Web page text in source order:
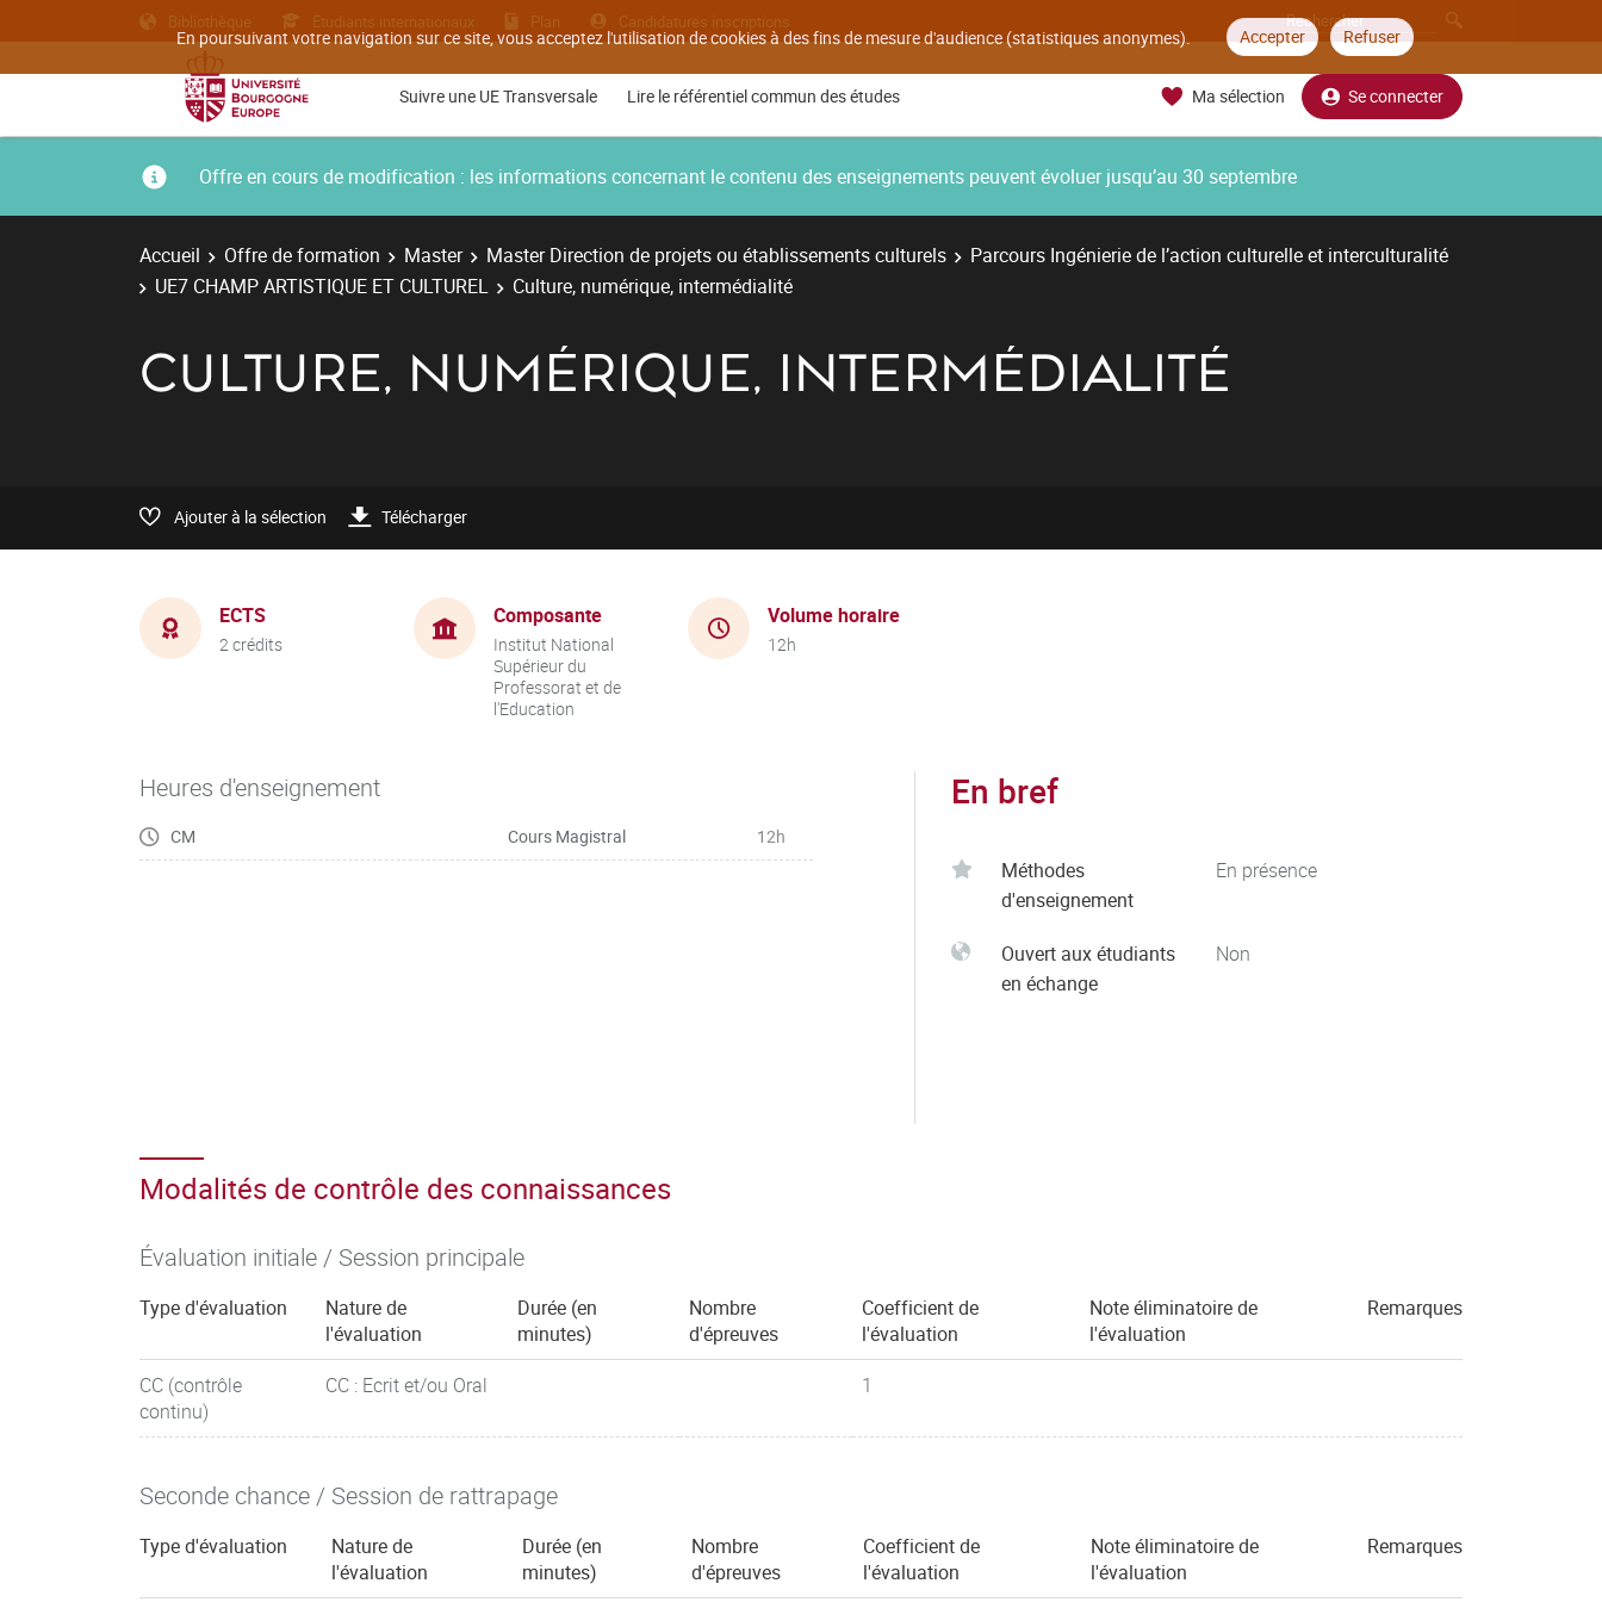
En poursuivant votre navigation sur ce site, vous acceptez l'utilisation de cookies à des fins de mesure d'audience (statistiques anonymes). Accepter Refuser
Bibliothèque Etudiants internationaux Plan Candidatures inscriptions
Suivre une UE Transversale Lire le référentiel commun des études Ma sélection Se connecter
Offre en cours de modification : les informations concernant le contenu des enseignements peuvent évoluer jusqu’au 30 septembre
Accueil Offre de formation Master Master Direction de projets ou établissements culturels
Parcours Ingénierie de l’action culturelle et interculturalité
UE7 CHAMP ARTISTIQUE ET CULTUREL
Culture, numérique, intermédialité
CULTURE, NUMÉRIQUE, INTERMÉDIALITÉ
Ajouter à la sélection Télécharger
ECTS
2 crédits
Composante
Institut National
Supérieur du
Professorat et de
l'Education
Volume horaire
12h
Heures d'enseignement
CM Cours Magistral 12h
En bref
Méthodes
d'enseignement
En présence
Ouvert aux étudiants
en échange
Non
Modalités de contrôle des connaissances
Évaluation initiale / Session principale
Type d'évaluation
Nature de
l'évaluation
Durée (en
minutes)
Nombre
d'épreuves
Coefficient de
l'évaluation
Note éliminatoire de
l'évaluation
Remarques
CC (contrôle
continu)
CC : Ecrit et/ou Oral 1
Seconde chance / Session de rattrapage
Type d'évaluation
Nature de
l'évaluation
Durée (en
minutes)
Nombre
d'épreuves
Coefficient de
l'évaluation
Note éliminatoire de
l'évaluation
Remarques